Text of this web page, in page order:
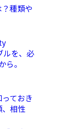
種類や
ルを、必
ら。
ておき
、相性